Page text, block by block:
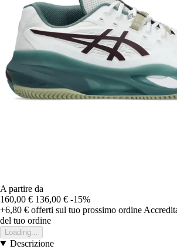
A partire da
160,00 € 136,00 € -15%
+6,80 € offerti sul tuo prossimo ordine
del tuo ordine
Loading...
Descrizione